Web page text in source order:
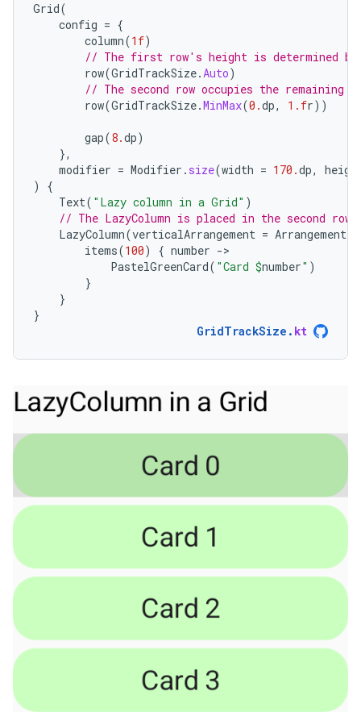
Grid(
config = {
column(1f)
// The first row's height is determined by
row(GridTrackSize.Auto)
// The second row occupies the remaining
row(GridTrackSize.MinMax(0.dp, 1.fr))
gap(8.dp)
},
modifier = Modifier . size(width = 170.dp,
)
{
Text( "Lazy column in a Grid" )
// The LazyColumn is placed in the second
LazyColumn(verticalArrangement = Arrangement
items(100) { number -
PastelGreenCard( "Card $number" )
}
}
}
GridTrackSize . kt